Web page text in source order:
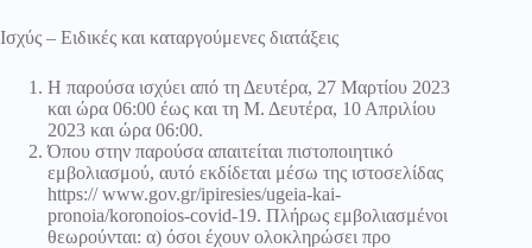
Ισχύς – Ειδικές και καταργούμενες διατάξεις
Η παρούσα ισχύει από τη Δευτέρα, 27 Μαρτίου 2023
και ώρα 06:00 έως και τη Μ. Δευτέρα, 10 Απριλίου
2023 και ώρα 06:00.
Όπου στην παρούσα απαιτείται πιστοποιητικό
εμβολιασμού, αυτό εκδίδεται μέσω της ιστοσελίδας
https:// www.gov.gr/ipiresies/ugeia-kai-
pronoia/koronoios-covid-19. Πλήρως εμβολιασμένοι
θεωρούνται: α) όσοι έχουν ολοκληρώσει προ